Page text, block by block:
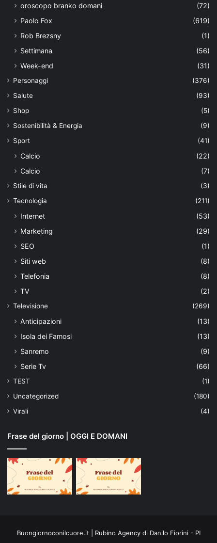
oroscopo branko domani
(72)
Paolo Fox
(619)
Rob Brezsny
(1)
Settimana
(56)
Week-end
(31)
Personaggi
(376)
Salute
(93)
Shop
(5)
Sostenibilità & Energia
(9)
Sport
(41)
Calcio
(22)
Calcio
(7)
Stile di vita
(3)
Tecnologia
(211)
Internet
(53)
Marketing
(29)
SEO
(1)
Siti web
(8)
Telefonia
(8)
TV
(2)
Televisione (269)
Anticipazioni
(13)
Isola dei Famosi
(13)
Sanremo
(9)
Serie Tv
(66)
TEST
(1)
Uncategorized
(180)
Virali
(4)
Frase del giorno | OGGI E DOMANI
Buongiornoconilcuore.it | Rubino Agency di Danilo Fiorini - PI